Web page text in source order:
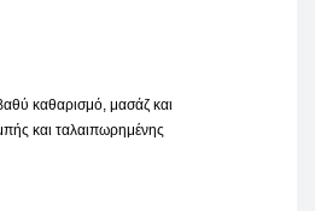
καθαρισμό, μασάζ και
και ταλαιπωρημένης